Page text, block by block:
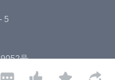
5
号